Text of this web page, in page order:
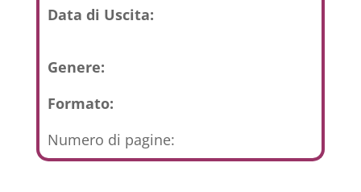
Data di Uscita:
Genere:
Formato:
Numero di pagine: